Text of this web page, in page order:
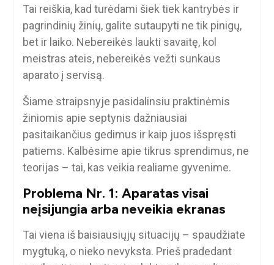
Tai reiškia, kad turėdami šiek tiek kantrybės ir
pagrindinių žinių, galite sutaupyti ne tik pinigų,
bet ir laiko. Nebereikės laukti savaitę, kol
meistras ateis, nebereikės vežti sunkaus
aparato į servisą.
Šiame straipsnyje pasidalinsiu praktinėmis
žiniomis apie septynis dažniausiai
pasitaikančius gedimus ir kaip juos išspręsti
patiems. Kalbėsime apie tikrus sprendimus, ne
teorijas – tai, kas veikia realiame gyvenime.
Problema Nr. 1: Aparatas visai
neįsijungia arba neveikia ekranas
Tai viena iš baisiausiųjų situacijų – spaudžiate
mygtuką, o nieko nevyksta. Prieš pradedant